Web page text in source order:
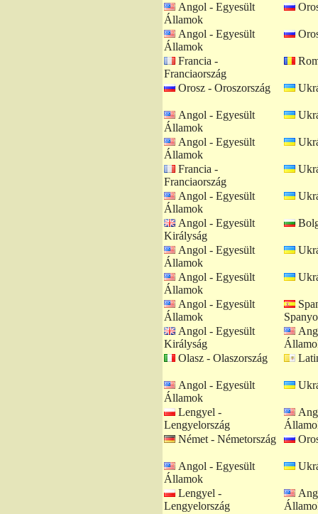
Angol - Egyesült
Államok
Angol - Egyesült
Államok
Francia -
Franciaország
Orosz - Oroszország
Angol - Egyesült
Államok
Angol - Egyesült
Államok
Francia -
Franciaország
Angol - Egyesült
Államok
Angol - Egyesült
Királyság
Angol - Egyesült
Államok
Angol - Egyesült
Államok
Angol - Egyesült
Államok
Angol - Egyesült
Királyság
Olasz - Olaszország
Angol - Egyesült
Államok
Lengyel -
Lengyelország
Német - Németország
Angol - Egyesült
Államok
Lengyel -
Lengyelország